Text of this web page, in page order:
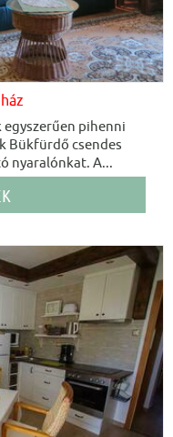
egyszerűen pihenni
Bükfürdő csendes
nyaralónkat. A...